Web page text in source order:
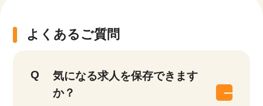
よくあるご質問
気になる求人を保存できます
か？